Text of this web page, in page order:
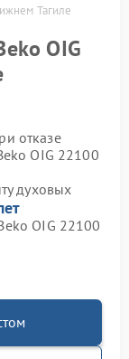
Тагиле
OIG
отказе
OIG 22100
духовых
OIG 22100